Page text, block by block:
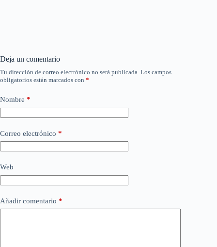
Deja un comentario
Tu dirección de correo electrónico no será publicada. Los campos
obligatorios están marcados con *
Nombre *
Correo electrónico *
Web
Añadir comentario *